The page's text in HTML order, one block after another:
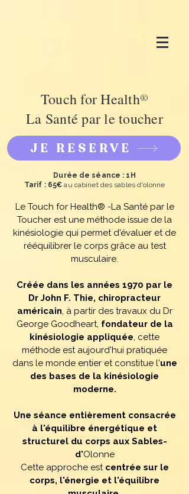
Touch for Health®
La Santé par le toucher
JE RESERVE
Durée de séance : 1H
Tarif : 65€au cabinet des sables d'olonne
Le Touch for Health® -La Santé par le
Toucher est une méthode issue de la
kinésiologie qui permet d'évaluer et de
rééquilibrer le corps grâce au test
musculaire.
Créée dans les années 1970 par le
Dr John F. Thie, chiropracteur
américain, à partir des travaux du Dr
George Goodheart, fondateur de la
kinésiologie appliquée, cette
méthode est aujourd'hui pratiquée
dans le monde entier et constitue l'une
des bases de la kinésiologie
moderne.
Une séance entièrement consacrée
à l'équilibre énergétique et
structurel du corps aux Sables-
d'Olonne
Cette approche est centrée sur le
corps, l'énergie et l'équilibre